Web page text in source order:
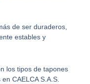
de ser duraderos,
estables y
los tipos de tapones
CAELCA S.A.S.